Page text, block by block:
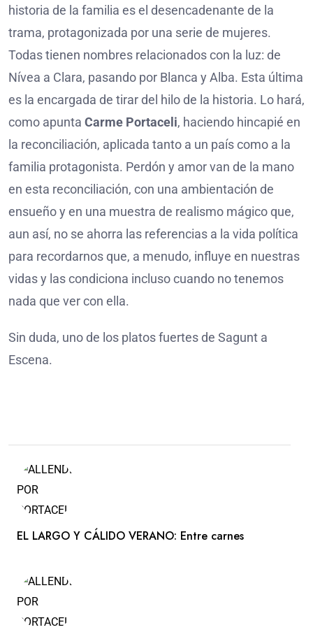
historia de la familia es el desencadenante de la
trama, protagonizada por una serie de mujeres.
Todas tienen nombres relacionados con la luz: de
Nívea a Clara, pasando por Blanca y Alba. Esta última
es la encargada de tirar del hilo de la historia. Lo hará,
como apunta Carme Portaceli, haciendo hincapié en
la reconciliación, aplicada tanto a un país como a la
familia protagonista. Perdón y amor van de la mano
en esta reconciliación, con una ambientación de
ensueño y en una muestra de realismo mágico que,
aun así, no se ahorra las referencias a la vida política
para recordarnos que, a menudo, influye en nuestras
vidas y las condiciona incluso cuando no tenemos
nada que ver con ella.
Sin duda, uno de los platos fuertes de Sagunt a
Escena.
EL LARGO Y CÁLIDO VERANO: Entre carnes